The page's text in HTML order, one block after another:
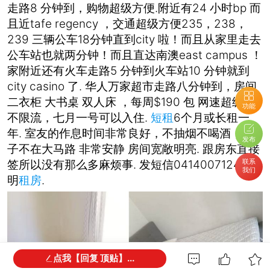
功能
发布
联系
我们
走路8 分钟到，购物超级方便.附近有24 小时bp 而
且近tafe regency ，交通超级方便235，238，
239 三辆公车18分钟直到city 啦！而且从家里走去
公车站也就两分钟！而且直达南澳east campus ！
家附近还有火车走路5 分钟到火车站10 分钟就到
city casino 了. 华人万家超市走路八分钟到，房间
二衣柜 大书桌 双人床 ，每周$190 包 网速超级快
不限流，七月一号可以入住. 短租6个月或长租一
年. 室友的作息时间非常良好，不抽烟不喝酒，房
子不在大马路 非常安静 房间宽敞明亮. 跟房东直接
签所以没有那么多麻烦事. 发短信0414007124 注
明租房.
点我【回复 顶贴】...